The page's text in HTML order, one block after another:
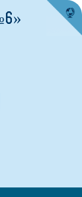
нашей школы. К